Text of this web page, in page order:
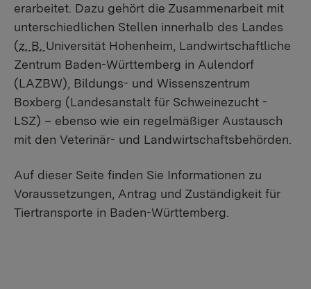
erarbeitet. Dazu gehört die Zusammenarbeit mit
unterschiedlichen Stellen innerhalb des Landes
(z. B. Universität Hohenheim, Landwirtschaftliche
Zentrum Baden-Württemberg in Aulendorf
(LAZBW), Bildungs- und Wissenszentrum
Boxberg (Landesanstalt für Schweinezucht -
LSZ) – ebenso wie ein regelmäßiger Austausch
mit den Veterinär- und Landwirtschaftsbehörden.
Auf dieser Seite finden Sie Informationen zu
Voraussetzungen, Antrag und Zuständigkeit für
Tiertransporte in Baden-Württemberg.